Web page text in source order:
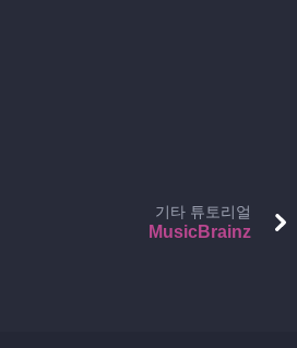
기타 튜토리얼
MusicBrainz